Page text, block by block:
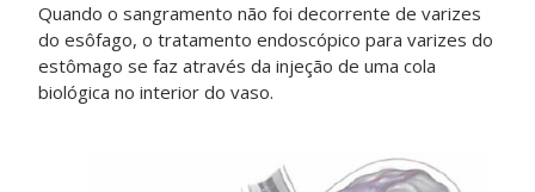
Quando o sangramento não foi decorrente de varizes
do esôfago, o tratamento endoscópico para varizes do
estômago se faz através da injeção de uma cola
biológica no interior do vaso.